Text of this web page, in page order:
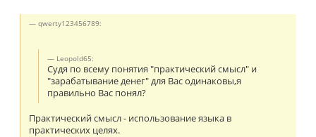
qwerty123456789:
Leopold65:
Судя по всему понятия "практический смысл" и
"зарабатывание денег" для Вас одинаковы,я
правильно Вас понял?
Практический смысл - использование языка в
практических целях.